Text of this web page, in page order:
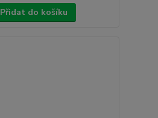
Přidat do košíku